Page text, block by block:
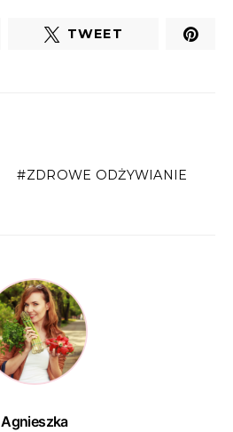
TWEET
ZDROWE ODŻYWIANIE
Agnieszka